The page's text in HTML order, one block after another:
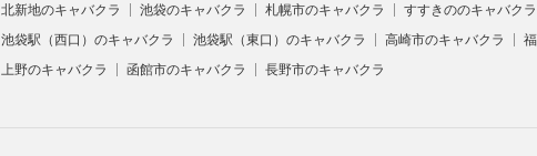
北新地のキャバクラ 池袋のキャバクラ 札幌市のキャバクラ すすきののキャバクラ
池袋駅（西口）のキャバクラ 池袋駅（東口）のキャバクラ 高崎市のキャバクラ
上野のキャバクラ 函館市のキャバクラ 長野市のキャバクラ